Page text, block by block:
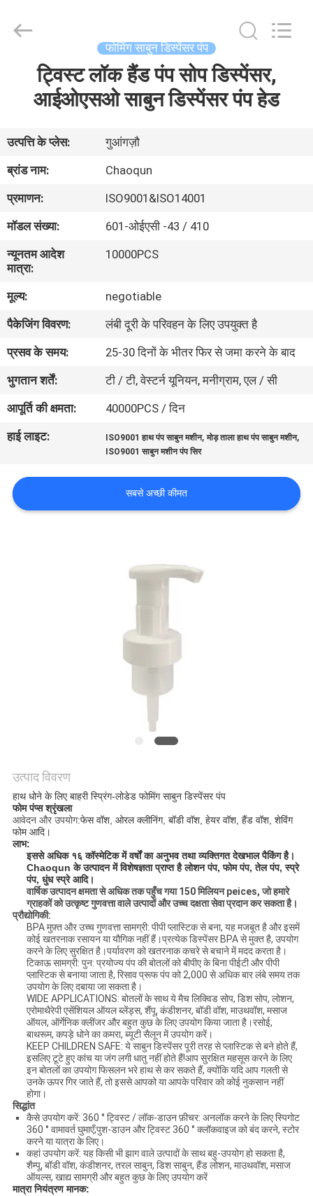
हमारे
बारे
कारखाना
गुणवत्ता
नियंत्रण
संपर्क
करें
मामलों
Industry
फोमिंग साबुन डिस्पेंसर पंप
ट्विस्ट लॉक हैंड पंप सोप डिस्पेंसर,
आईओएसओ साबुन डिस्पेंसर पंप हेड
उत्पत्ति के प्लेस:
गुआंगज़ौ
ब्रांड नाम:
Chaoqun
प्रमाणन:
ISO9001&ISO14001
मॉडल संख्या:
601-ओईएसी -43 / 410
न्यूनतम आदेश
मात्रा:
10000PCS
मूल्य:
negotiable
पैकेजिंग विवरण:
लंबी दूरी के परिवहन के लिए उपयुक्त है
प्रसव के समय:
25-30 दिनों के भीतर फिर से जमा करने के बाद
भुगतान शर्तें:
टी / टी, वेस्टर्न यूनियन, मनीग्राम, एल / सी
आपूर्ति की क्षमता:
40000PCS / दिन
हाई लाइट:
ISO9001 हाथ पंप साबुन मशीन,मोड़ ताला हाथ पंप साबुन मशीन,
ISO9001 साबुन मशीन पंप सिर
सबसे अच्छी कीमत
उत्पाद विवरण
हाथ धोने के लिए बाहरी स्प्रिंग-लोडेड फोमिंग साबुन डिस्पेंसर पंप
फोम पंप्स श्रृंखला
आवेदन और उपयोग:फेस वॉश, ओरल क्लीनिंग, बॉडी वॉश, हेयर वॉश, हैंड वॉश, शेविंग
फोम आदि।
लाभ:
इससे अधिक१६ कॉस्मेटिक में वर्षों का अनुभवतथाव्यक्तिगत देखभालपैकिंग है।
Chaoqun के उत्पादन में विशेषज्ञता प्राप्त हैलोशन पंप, फोम पंप, तेल पंप, स्प्रे
पंप, धुंध स्प्रेआदि।
वार्षिक उत्पादन क्षमता से अधिक तक पहुँच गया150 मिलियनpeices, जो हमारे
ग्राहकों को उत्कृष्ट गुणवत्ता वाले उत्पादों और उच्च दक्षता सेवा प्रदान कर सकता है।
प्रौद्योगिकी:
BPA मुफ़्त और उच्च गुणवत्ता सामग्री: पीपी प्लास्टिक से बना, यह मजबूत है और इसमें
कोई खतरनाक रसायन या यौगिक नहीं हैं।प्रत्येक डिस्पेंसर BPA से मुक्त है, उपयोग
करने के लिए सुरक्षित है।पर्यावरण को खतरनाक कचरे से बचाने में मदद करता है।
टिकाऊ सामग्री: पुन: प्रयोज्य पंप की बोतलों को बीपीए के बिना पीईटी और पीपी
प्लास्टिक से बनाया जाता है, रिसाव प्रूफ पंप को 2,000 से अधिक बार लंबे समय तक
उपयोग के लिए दबाया जा सकता है।
WIDE APPLICATIONS: बोतलों के साथ ये मैच लिक्विड सोप, डिश सोप, लोशन,
एरोमाथैरेपी एसेंशियल ऑयल ब्लेंड्स, शैंपू, कंडीशनर, बॉडी वॉश, माउथवॉश, मसाज
ऑयल, ऑर्गेनिक क्लींजर और बहुत कुछ के लिए उपयोग किया जाता है।रसोई,
बाथरूम, कपड़े धोने का कमरा, ब्यूटी सैलून में उपयोग करें।
KEEP CHILDREN SAFE: ये साबुन डिस्पेंसर पूरी तरह से प्लास्टिक से बने होते हैं,
इसलिए टूटे हुए कांच या जंग लगी धातु नहीं होते हैं!आप सुरक्षित महसूस करने के लिए
इन बोतलों का उपयोग फिसलन भरे हाथ से कर सकते हैं, क्योंकि यदि आप गलती से
उनके ऊपर गिर जाते हैं, तो इससे आपको या आपके परिवार को कोई नुकसान नहीं
होगा।
सिद्धांत
कैसे उपयोग करें: 360 ° ट्विस्ट / लॉक-डाउन फ़ीचर: अनलॉक करने के लिए स्पिगोट
360 ° वामावर्त घुमाएँ;पुश-डाउन और ट्विस्ट 360 ° क्लॉकवाइज को बंद करने, स्टोर
करने या यात्रा के लिए।
कहां उपयोग करें: यह किसी भी झाग वाले उत्पादों के साथ बहु-उपयोग हो सकता है,
शैम्पू, बॉडी वॉश, कंडीशनर, तरल साबुन, डिश साबुन, हैंड लोशन, माउथवॉश, मसाज
ऑयल्स, खाद्य सामग्री और बहुत कुछ के लिए उपयोग करें
मात्रा नियंत्रण मानक: